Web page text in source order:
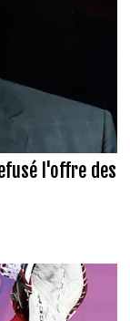
l'offre des